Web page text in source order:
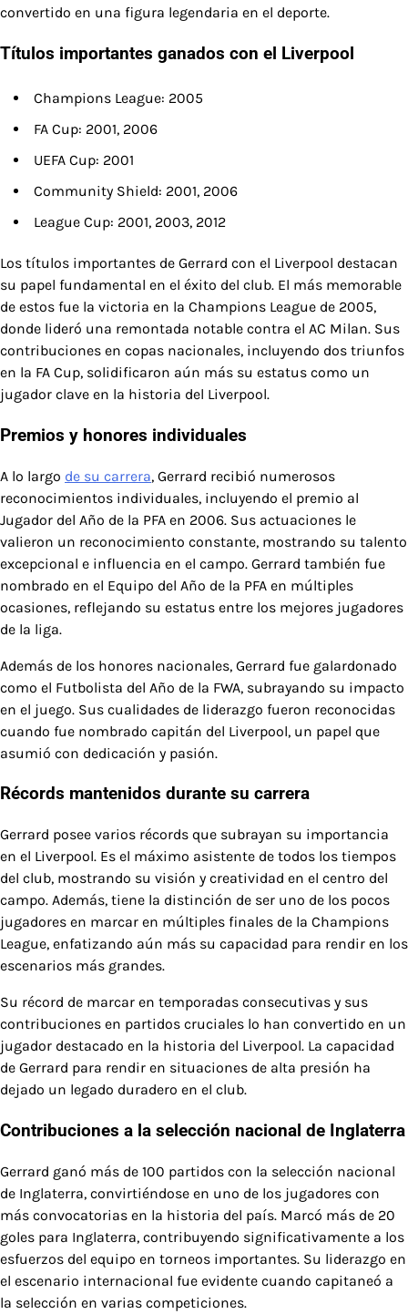
convertido en una figura legendaria en el deporte.
Títulos importantes ganados con el Liverpool
Champions League: 2005
FA Cup: 2001, 2006
UEFA Cup: 2001
Community Shield: 2001, 2006
League Cup: 2001, 2003, 2012
Los títulos importantes de Gerrard con el Liverpool destacan
su papel fundamental en el éxito del club. El más memorable
de estos fue la victoria en la Champions League de 2005,
donde lideró una remontada notable contra el AC Milan. Sus
contribuciones en copas nacionales, incluyendo dos triunfos
en la FA Cup, solidificaron aún más su estatus como un
jugador clave en la historia del Liverpool.
Premios y honores individuales
A lo largo de su carrera, Gerrard recibió numerosos
reconocimientos individuales, incluyendo el premio al
Jugador del Año de la PFA en 2006. Sus actuaciones le
valieron un reconocimiento constante, mostrando su talento
excepcional e influencia en el campo. Gerrard también fue
nombrado en el Equipo del Año de la PFA en múltiples
ocasiones, reflejando su estatus entre los mejores jugadores
de la liga.
Además de los honores nacionales, Gerrard fue galardonado
como el Futbolista del Año de la FWA, subrayando su impacto
en el juego. Sus cualidades de liderazgo fueron reconocidas
cuando fue nombrado capitán del Liverpool, un papel que
asumió con dedicación y pasión.
Récords mantenidos durante su carrera
Gerrard posee varios récords que subrayan su importancia
en el Liverpool. Es el máximo asistente de todos los tiempos
del club, mostrando su visión y creatividad en el centro del
campo. Además, tiene la distinción de ser uno de los pocos
jugadores en marcar en múltiples finales de la Champions
League, enfatizando aún más su capacidad para rendir en los
escenarios más grandes.
Su récord de marcar en temporadas consecutivas y sus
contribuciones en partidos cruciales lo han convertido en un
jugador destacado en la historia del Liverpool. La capacidad
de Gerrard para rendir en situaciones de alta presión ha
dejado un legado duradero en el club.
Contribuciones a la selección nacional de Inglaterra
Gerrard ganó más de 100 partidos con la selección nacional
de Inglaterra, convirtiéndose en uno de los jugadores con
más convocatorias en la historia del país. Marcó más de 20
goles para Inglaterra, contribuyendo significativamente a los
esfuerzos del equipo en torneos importantes. Su liderazgo en
el escenario internacional fue evidente cuando capitaneó a
la selección en varias competiciones.